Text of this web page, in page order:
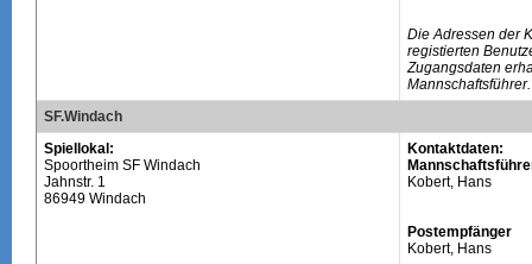
Die Adressen der
registierten
Zugangsdaten
Mannschaftsführer.
SF.Windach
Spiellokal:
Spoortheim SF Windach
Jahnstr. 1
86949 Windach
Kontaktdaten:
Kobert, Hans
Postempfänger
Kobert, Hans